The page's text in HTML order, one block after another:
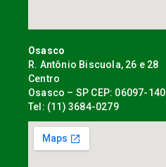
Osasco
R. Antônio Biscuola, 26 e 28
Centro
Osasco – SP CEP: 06097-140
Tel: (11) 3684-0279